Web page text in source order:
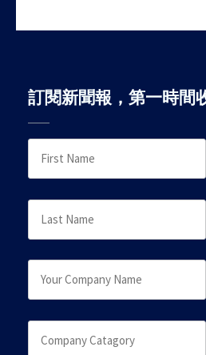
訂閱新聞報，第一時間